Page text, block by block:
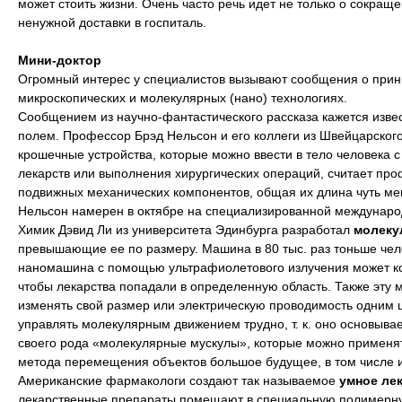
может стоить жизни. Очень часто речь идет не только о
ненужной доставки в госпиталь.
Мини-доктор
Огромный интерес у специалистов вызывают сообщения о
микроскопических и молекулярных (нано) технологиях.
Сообщением из научно-фантастического рассказа кажется
полем. Профессор Брэд Нельсон и его коллеги из
крошечные устройства, которые можно ввести в тело
лекарств или выполнения хирургических операций, считает
подвижных механических компонентов, общая их длина чуть
Нельсон намерен в октябре на специализированной
Химик Дэвид Ли из университета Эдинбурга разработал
превышающие ее по размеру. Машина в 80 тыс. раз тоньше
наномашина с помощью ультрафиолетового излучения может
чтобы лекарства попадали в определенную область. Также
изменять свой размер или электрическую проводимость
управлять молекулярным движением трудно, т. к. оно
своего рода «молекулярные мускулы», которые можно
метода перемещения объектов большое будущее, в том числе
Американские фармакологи создают так называемое умное